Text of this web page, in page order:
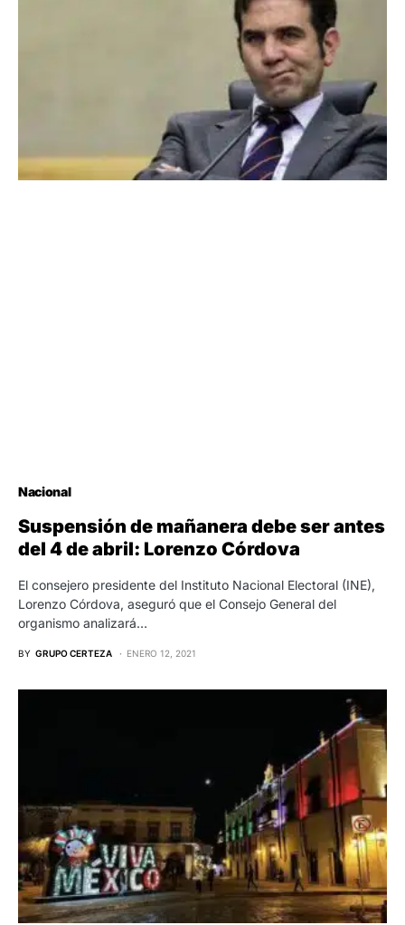
Nacional
Suspensión de mañanera debe ser antes
del 4 de abril: Lorenzo Córdova
El consejero presidente del Instituto Nacional Electoral (INE),
Lorenzo Córdova, aseguró que el Consejo General del
organismo analizará…
BY GRUPO CERTEZA ENERO 12, 2021